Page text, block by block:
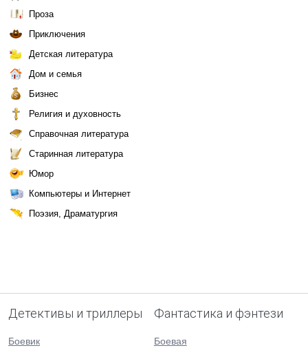
Проза
Приключения
Детская литература
Дом и семья
Бизнес
Религия и духовность
Справочная литература
Старинная литература
Юмор
Компьютеры и Интернет
Поэзия, Драматургия
Детективы и триллеры
Боевик
Фантастика и фэнтези
Боевая